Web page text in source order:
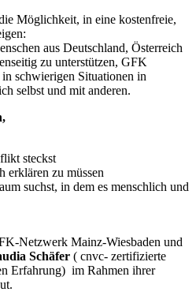
Möglichkeit, in eine kostenfreie,
aus Deutschland, Österreich
zu unterstützen, GFK
schwierigen Situationen in
selbst und mit anderen.
steckst
erklären zu müssen
suchst, in dem es menschlich und
Netzwerk Mainz-Wiesbaden und
Schäfer ( cnvc- zertifizierte
Erfahrung) im Rahmen ihrer